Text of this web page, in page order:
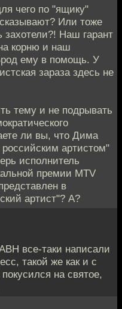
чего по "ящику"
Или тоже
Наш гарант
корню и наш
ему в помощь. У
зараза здесь не
тему и не подрывать
ли вы, что Дима
артистом"
исполнитель
премии MTV
в
артист"? А?
все-таки написали
такой же как и с
на святое,